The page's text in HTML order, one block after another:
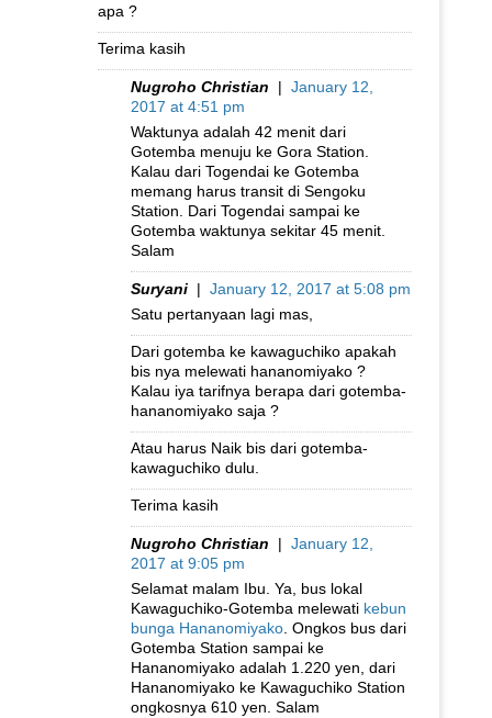
apa ?
Terima kasih
Nugroho Christian | January 12,
2017 at 4:51 pm
Waktunya adalah 42 menit dari
Gotemba menuju ke Gora Station.
Kalau dari Togendai ke Gotemba
memang harus transit di Sengoku
Station. Dari Togendai sampai ke
Gotemba waktunya sekitar 45 menit.
Salam
Suryani | January 12, 2017 at 5:08 pm
Satu pertanyaan lagi mas,
Dari gotemba ke kawaguchiko apakah
bis nya melewati hananomiyako ?
Kalau iya tarifnya berapa dari gotemba-
hananomiyako saja ?
Atau harus Naik bis dari gotemba-
kawaguchiko dulu.
Terima kasih
Nugroho Christian | January 12,
2017 at 9:05 pm
Selamat malam Ibu. Ya, bus lokal
Kawaguchiko-Gotemba melewati kebun
bunga Hananomiyako . Ongkos bus dari
Gotemba Station sampai ke
Hananomiyako adalah 1.220 yen, dari
Hananomiyako ke Kawaguchiko Station
ongkosnya 610 yen. Salam